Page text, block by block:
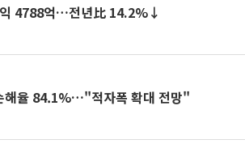
4788억…전년比 14.2%↓
해율 84.1%…"적자폭 확대 전망"